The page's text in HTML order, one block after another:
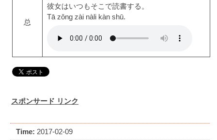
总
彼女はいつもそこで読書する。
Tā zǒng zài nàli kàn shū.
スポンサード リンク
Time: 2017-02-09